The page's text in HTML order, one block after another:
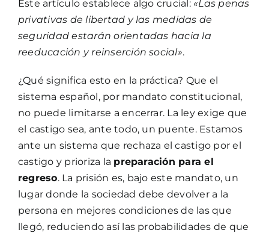
Este artículo establece algo crucial: «Las penas
privativas de libertad y las medidas de
seguridad estarán orientadas hacia la
reeducación y reinserción social».
¿Qué significa esto en la práctica? Que el
sistema español, por mandato constitucional,
no puede limitarse a encerrar. La ley exige que
el castigo sea, ante todo, un puente. Estamos
ante un sistema que rechaza el castigo por el
castigo y prioriza la preparación para el
regreso. La prisión es, bajo este mandato, un
lugar donde la sociedad debe devolver a la
persona en mejores condiciones de las que
llegó, reduciendo así las probabilidades de que